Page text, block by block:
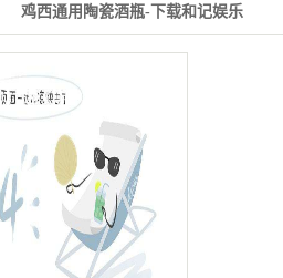
鸡西通用陶瓷酒瓶-下载和记娱乐